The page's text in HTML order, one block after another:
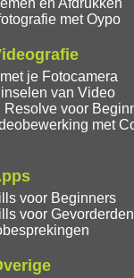
met Oypo
je Fotocamera
van Video
voor
met
voor Beginners
voor Gevorderden